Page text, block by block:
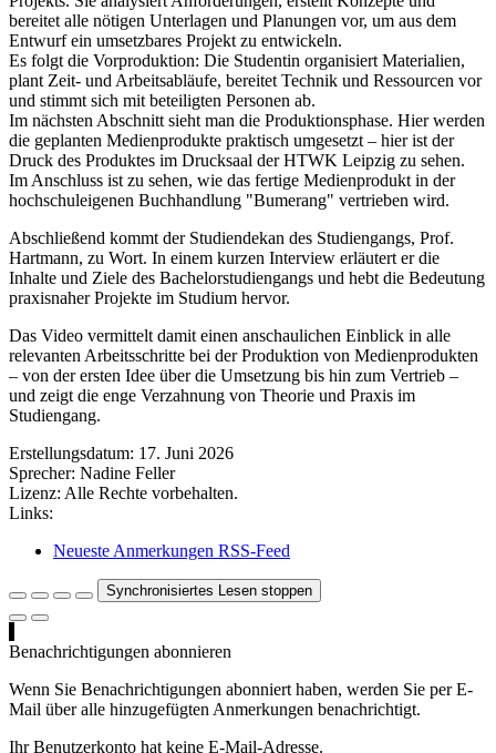
bereitet alle nötigen Unterlagen und Planungen vor, um aus dem
Entwurf ein umsetzbares Projekt zu entwickeln.
Es folgt die Vorproduktion: Die Studentin organisiert Materialien,
plant Zeit- und Arbeitsabläufe, bereitet Technik und Ressourcen vor
und stimmt sich mit beteiligten Personen ab.
Im nächsten Abschnitt sieht man die Produktionsphase. Hier werden
die geplanten Medienprodukte praktisch umgesetzt – hier ist der
Druck des Produktes im Drucksaal der HTWK Leipzig zu sehen.
Im Anschluss ist zu sehen, wie das fertige Medienprodukt in der
hochschuleigenen Buchhandlung "Bumerang" vertrieben wird.
Abschließend kommt der Studiendekan des Studiengangs, Prof.
Hartmann, zu Wort. In einem kurzen Interview erläutert er die
Inhalte und Ziele des Bachelorstudiengangs und hebt die Bedeutung
praxisnaher Projekte im Studium hervor.
Das Video vermittelt damit einen anschaulichen Einblick in alle
relevanten Arbeitsschritte bei der Produktion von Medienprodukten
– von der ersten Idee über die Umsetzung bis hin zum Vertrieb –
und zeigt die enge Verzahnung von Theorie und Praxis im
Studiengang.
Erstellungsdatum: 17. Juni 2026
Sprecher: Nadine Feller
Lizenz: Alle Rechte vorbehalten.
Links:
Neueste Anmerkungen RSS-Feed
Synchronisiertes Lesen stoppen
Benachrichtigungen abonnieren
Wenn Sie Benachrichtigungen abonniert haben, werden Sie per E-
Mail über alle hinzugefügten Anmerkungen benachrichtigt.
Ihr Benutzerkonto hat keine E-Mail-Adresse.